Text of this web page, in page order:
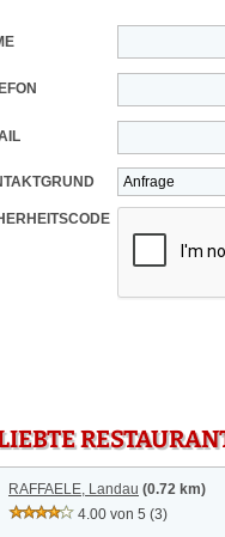
RAFFAELE, Landau (0.72 km)
4.00 von 5 (3)